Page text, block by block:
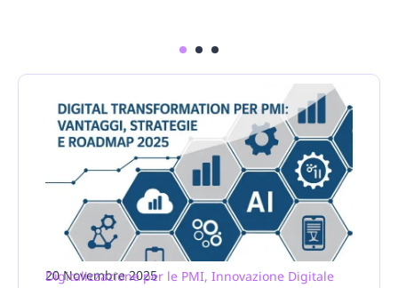
20 Novembre 2025
Digitalizzazione per le PMI, Innovazione Digitale